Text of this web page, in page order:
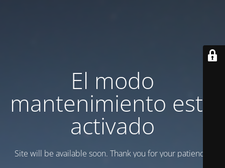
El modo
mantenimiento está
activado
Site will be available soon. Thank you for your patience!